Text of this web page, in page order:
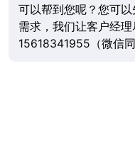
可以帮到您呢？您可以
需求，我们让客户经理
15618341955（微信同